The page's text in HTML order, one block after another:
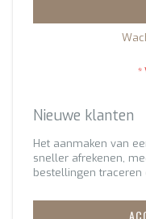
Nieuwe klanten
Het aanmaken van
sneller afrekenen,
bestellingen traceren